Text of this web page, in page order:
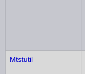
Mtstutil